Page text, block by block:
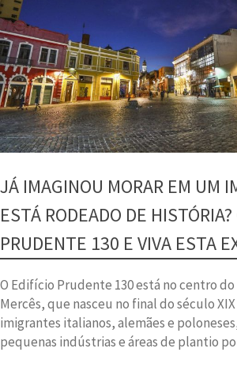
JÁ IMAGINOU MORAR EM UM
ESTÁ RODEADO DE
PRUDENTE 130 E VIVA ESTA
O Edifício Prudente 130 está no centro
Mercês, que nasceu no final do século
imigrantes italianos, alemães e
pequenas indústrias e áreas de plantio